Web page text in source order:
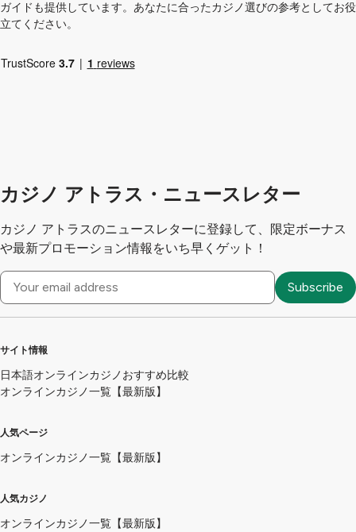
ガイドも提供しています。あなたに合ったカジノ選びの参考としてお役
立てください。
カジノ アトラス・ニュースレター
カジノ アトラスのニュースレターに登録して、限定ボーナス
や最新プロモーション情報をいち早くゲット！
サイト情報
日本語オンラインカジノおすすめ比較
オンラインカジノ一覧【最新版】
人気ページ
オンラインカジノ一覧【最新版】
人気カジノ
オンラインカジノ一覧【最新版】